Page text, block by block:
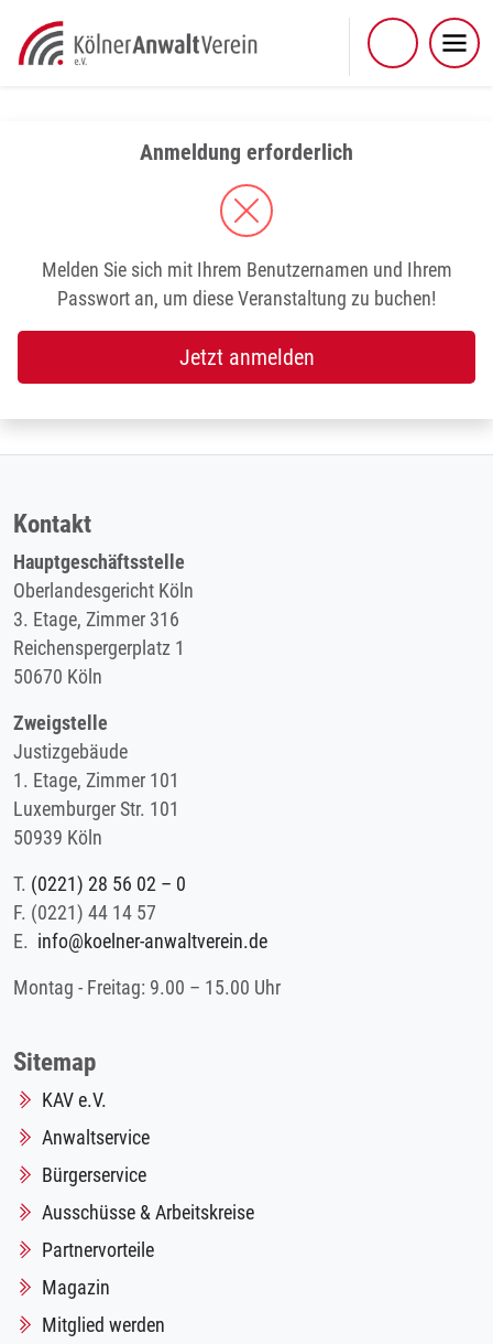
content
Anmeldung erforderlich
Melden Sie sich mit Ihrem Benutzernamen und Ihrem
Passwort an, um diese Veranstaltung zu buchen!
Jetzt anmelden
Kontakt
Hauptgeschäftsstelle
Oberlandesgericht Köln
3. Etage, Zimmer 316
Reichenspergerplatz 1
50670 Köln
Zweigstelle
Justizgebäude
1. Etage, Zimmer 101
Luxemburger Str. 101
50939 Köln
T. (0221) 28 56 02 – 0
F. (0221) 44 14 57
E. info@koelner-anwaltverein.de
Montag - Freitag: 9.00 – 15.00 Uhr
Sitemap
KAV e.V.
Anwaltservice
Bürgerservice
Ausschüsse & Arbeitskreise
Partnervorteile
Magazin
Mitglied werden